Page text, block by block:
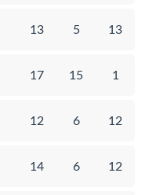
13 5 13
17 15 1
12 6 12
14 6 12